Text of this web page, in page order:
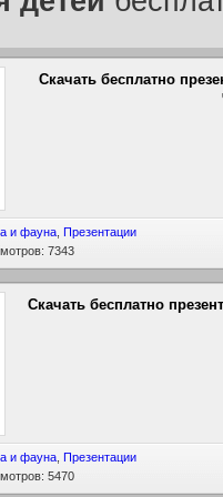
Скачать бесплатно
и фауна Презентации
7343
Скачать бесплатно
и фауна Презентации
5470